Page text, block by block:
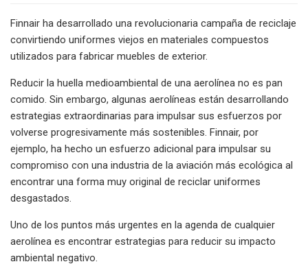
Finnair ha desarrollado una revolucionaria campaña de reciclaje
convirtiendo uniformes viejos en materiales compuestos
utilizados para fabricar muebles de exterior.
Reducir la huella medioambiental de una aerolínea no es pan
comido. Sin embargo, algunas aerolíneas están desarrollando
estrategias extraordinarias para impulsar sus esfuerzos por
volverse progresivamente más sostenibles. Finnair, por
ejemplo, ha hecho un esfuerzo adicional para impulsar su
compromiso con una industria de la aviación más ecológica al
encontrar una forma muy original de reciclar uniformes
desgastados.
Uno de los puntos más urgentes en la agenda de cualquier
aerolínea es encontrar estrategias para reducir su impacto
ambiental negativo.